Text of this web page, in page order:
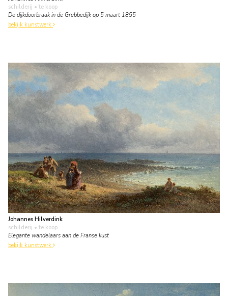
schilderij • te koop
De dijkdoorbraak in de Grebbedijk op 5 maart 1855
bekijk kunstwerk
Johannes Hilverdink
schilderij • te koop
Elegante wandelaars aan de Franse kust
bekijk kunstwerk